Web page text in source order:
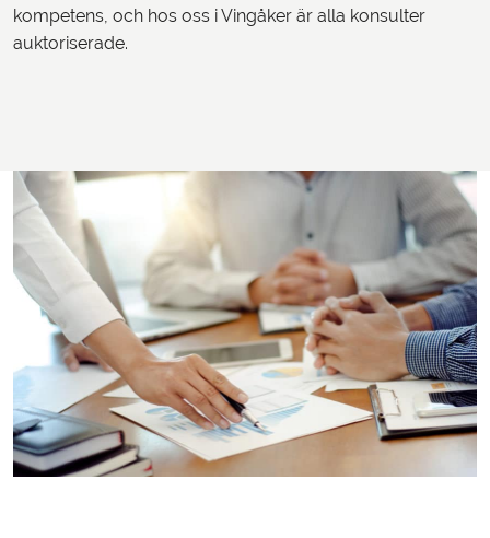
kompetens, och hos oss i Vingåker är alla konsulter
auktoriserade.